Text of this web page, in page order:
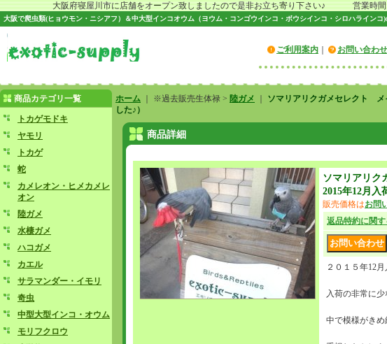
大阪府寝屋川市に店舗をオープン致しましたので是非お立ち寄り下さい♪ 営業時間 水
大阪で爬虫類(ヒョウモン・ニシアフ）＆中大型インコオウム（ヨウム・コンゴウインコ・ボウシインコ・シロハラインコ)
ご利用案内 お問い合わせ
商品カテゴリ一覧
トカゲモドキ
ヤモリ
トカゲ
蛇
カメレオン・ヒメカメレ
オン
陸ガメ
水棲ガメ
ハコガメ
カエル
サラマンダー・イモリ
奇虫
中型大型インコ・オウム
モリフクロウ
ホーム ｜ ※過去販売生体禄 > 陸ガメ
ソマリアリクガメセレクト
した♪）
商品詳細
ソマリアリ
2015年12月入
販売価格はお問
返品特約に関
２０１５年12
入荷の非常に
中で模様がき